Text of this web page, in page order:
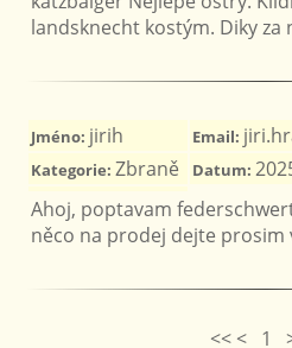
landsknecht kostým. Diky za
Jméno: jirih Email:
Kategorie: Zbraně Datum:
Ahoj, poptavam
něco na prodej dejte prosim
<< < 1